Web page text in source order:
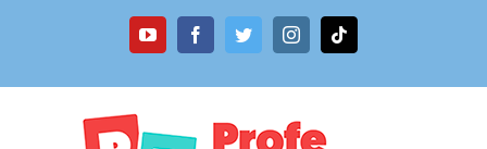
YouTubeFacebookTwitterInstagramTiktok